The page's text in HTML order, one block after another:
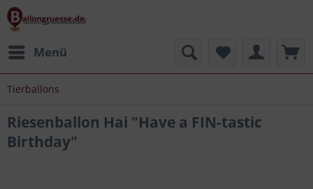
Menü
Tierballons
Riesenballon Hai "Have a FIN-tastic
Birthday"